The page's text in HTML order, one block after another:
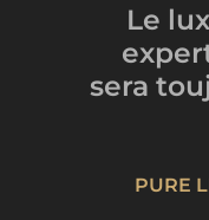
Le
sera
PURE